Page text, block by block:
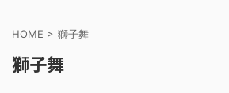
HOME > 獅子舞
獅子舞